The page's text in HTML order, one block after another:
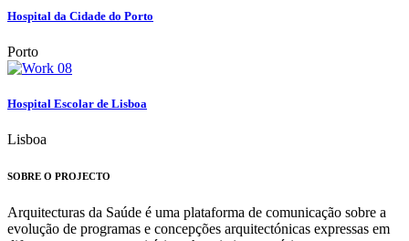
Hospital da Cidade do Porto
Porto
Hospital Escolar de Lisboa
Lisboa
SOBRE O PROJECTO
Arquitecturas da Saúde é uma plataforma de comunicação sobre a
evolução de programas e concepções arquitectónicas expressas em